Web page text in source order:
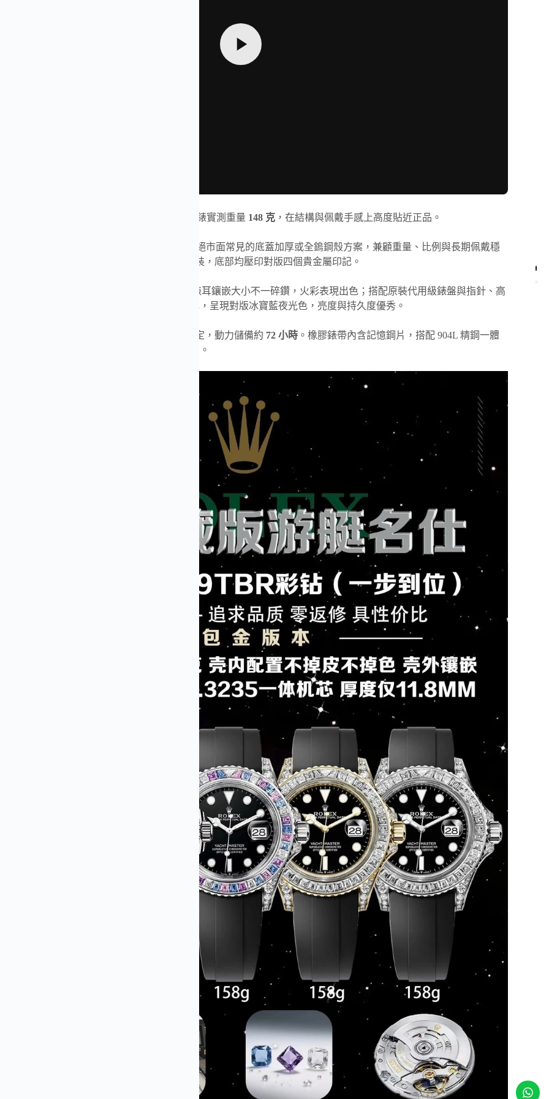
，整錶實測重量 148 克，在結構與佩戴手感上高度貼近正品。
，拒絕市面常見的底蓋加厚或全鎢鋼殼方案，兼顧重量、比例與長期佩戴穩
，尺寸完全對版原裝，底部均壓印對版四個貴金屬印記。
，錶耳鑲嵌大小不一碎鑽，火彩表現出色；搭配原裝代用級錶盤與指針、高
石鏡面。盤面與指針均採用瑞士進口夜光填充，呈現對版冰寶藍夜光色，亮度與持久度優秀。
，性能穩定，動力儲備約 72 小時。橡膠錶帶內含記憶鋼片，搭配 904L 精鋼一體
，並支援原裝同步微調結構，佩戴舒適且實用。